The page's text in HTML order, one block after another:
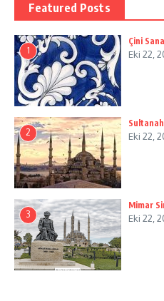
Featured Posts
1
Çini
Eki 22,
2 Eki 22,
3
Mimar
Eki 22,